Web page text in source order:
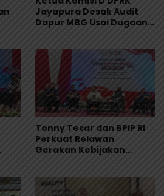
Jayapura Desak Audit
Dapur MBG Usai Dugaan
Tonny Tesar dan BPIP RI
Perkuat Relawan
Gerakan Kebijakan